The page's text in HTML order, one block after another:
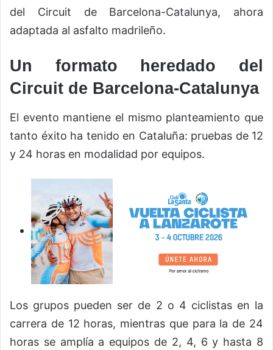
del Circuit de Barcelona-Catalunya, ahora
adaptada al asfalto madrileño.
Un formato heredado del
Circuit de Barcelona-Catalunya
El evento mantiene el mismo planteamiento que
tanto éxito ha tenido en Cataluña: pruebas de 12
y 24 horas en modalidad por equipos.
Los grupos pueden ser de 2 o 4 ciclistas en la
carrera de 12 horas, mientras que para la de 24
horas se amplía a equipos de 2, 4, 6 y hasta 8